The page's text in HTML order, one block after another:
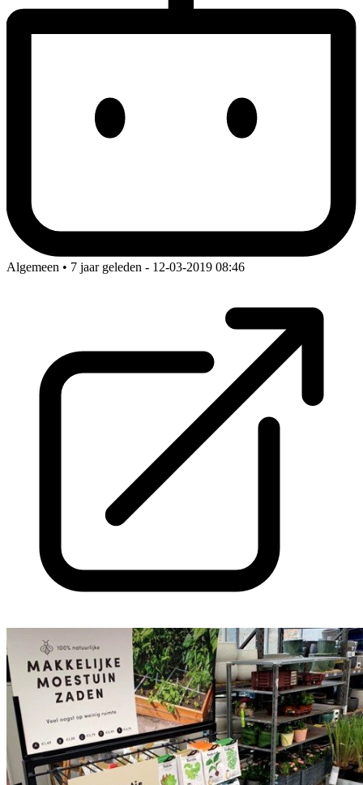
Algemeen • 7 jaar geleden - 12-03-2019 08:46